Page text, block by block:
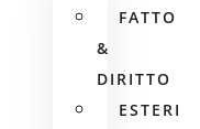
FATTO
&
DIRITTO
ESTERI